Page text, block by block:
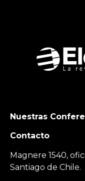
Nuestras
Contacto
Magnere 1540,
Santiago de Chile.